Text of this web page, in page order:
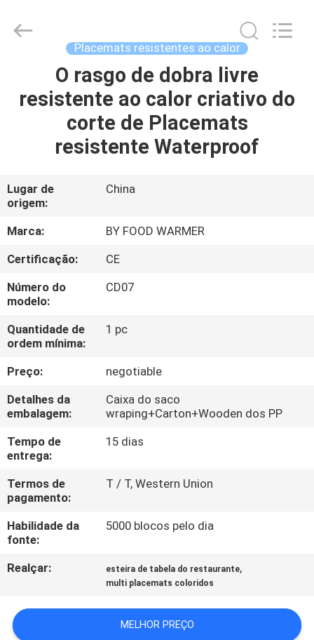
PRODUTOS
NÓS
EXCURSÃO
DA
FÁBRICA
CONTROLE
DA
QUALIDADE
CONTACTE-
NOS
PEÇA
UMAS
CITAÇÕES
MAPA
DO
SITE
Biaoyi
Hardware
Placemats resistentes ao calor
O rasgo de dobra livre
resistente ao calor criativo do
corte de Placemats
resistente Waterproof
Lugar de
origem:
China
Marca:
BY FOOD WARMER
Certificação:
CE
Número do
modelo:
CD07
Quantidade de
ordem mínima:
1 pc
Preço:
negotiable
Detalhes da
embalagem:
Caixa do saco
wraping+Carton+Wooden dos PP
Tempo de
entrega:
15 dias
Termos de
pagamento:
T / T, Western Union
Habilidade da
fonte:
5000 blocos pelo dia
Realçar: esteira de tabela do restaurante,
multi placemats coloridos
MELHOR PREÇO